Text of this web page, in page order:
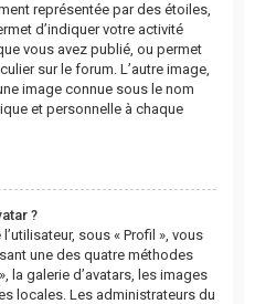
représentée par des étoiles,
d’indiquer votre activité
vous avez publié, ou permet
sur le forum. L’autre image,
image connue sous le nom
et personnelle à chaque
?
sous « Profil », vous
une des quatre méthodes
la galerie d’avatars, les images
locales. Les administrateurs du